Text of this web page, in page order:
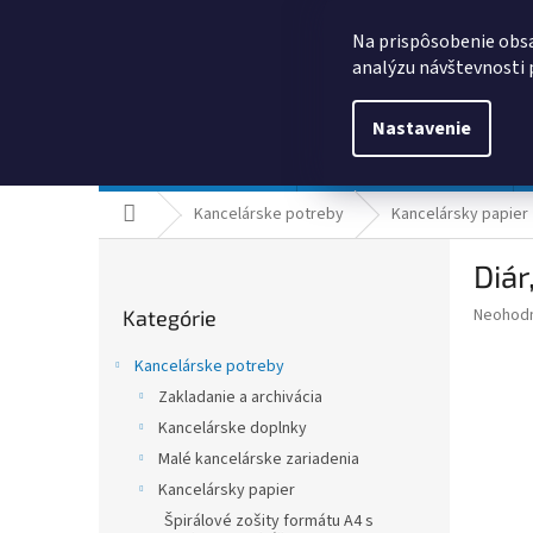
Na prispôsobenie
analýzu návštevnosti
Nastavenie
DomovKancelárske potreby Kancelársky papier
kategórie
Kategórie
Kancelárske potreby
Zakladanie a archivácia
Kancelárske doplnky
Malé kancelárske zariadenia
Kancelársky papier
Špirálové zošity formátu A4 s